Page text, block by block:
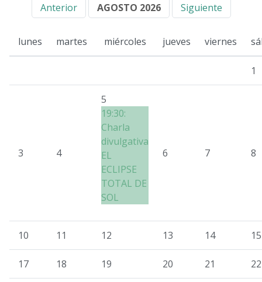
Anterior AGOSTO 2026 Siguiente
lunes martes miércoles jueves viernes
1
3 4
5
19:30:
Charla
divulgativa
EL
ECLIPSE
TOTAL DE
SOL
6 7 8
10 11 12 13 14 15
17 18 19 20 21 22